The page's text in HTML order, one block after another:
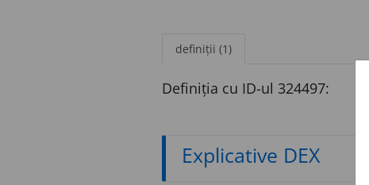
definiții (1)
Definiția cu ID-ul 324497:
Explicative DEX